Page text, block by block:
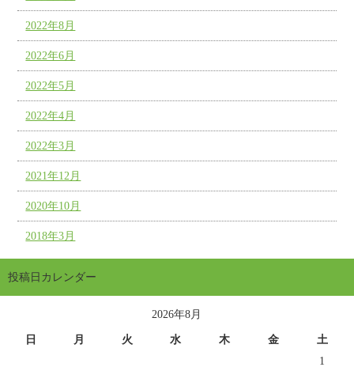
2022年8月
2022年6月
2022年5月
2022年4月
2022年3月
2021年12月
2020年10月
2018年3月
投稿日カレンダー
2026年8月
日 月 火 水 木 金
土
1